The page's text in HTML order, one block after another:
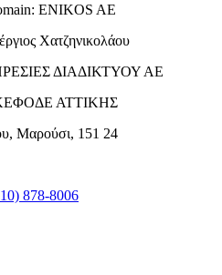
ENIKOS AE
Χατζηνικολάου
ΔΙΑΔΙΚΤΥΟΥ ΑΕ
ΑΤΤΙΚΗΣ
Μαρούσι, 151 24
878-8006